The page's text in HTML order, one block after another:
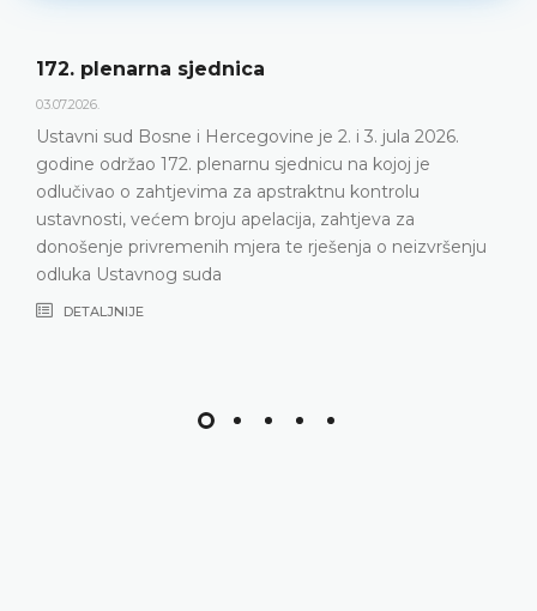
172. plenarna sjednica
03.07.2026.
Ustavni sud Bosne i Hercegovine je 2. i 3. jula 2026.
godine održao 172. plenarnu sjednicu na kojoj je
odlučivao o zahtjevima za apstraktnu kontrolu
ustavnosti, većem broju apelacija, zahtjeva za
donošenje privremenih mjera te rješenja o neizvršenju
odluka Ustavnog suda
DETALJNIJE